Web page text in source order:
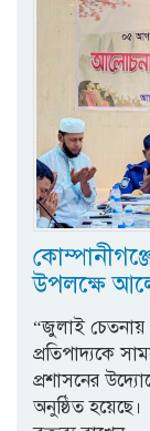
উপলক্ষে
“জুলাই
প্রতিপাদ্যকে
প্রশাসনের
অনুষ্ঠিত